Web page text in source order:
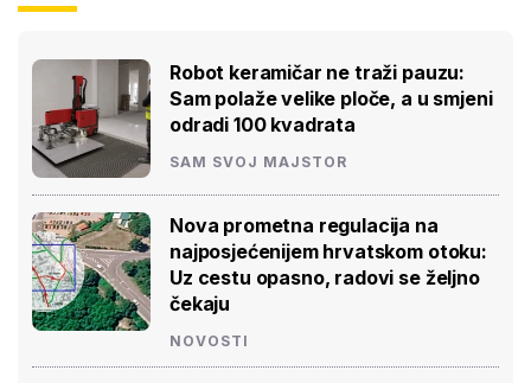
Robot keramičar ne traži pauzu:
Sam polaže velike ploče, a u smjeni
odradi 100 kvadrata
SAM SVOJ MAJSTOR
Nova prometna regulacija na
najposjećenijem hrvatskom otoku:
Uz cestu opasno, radovi se željno
čekaju
NOVOSTI